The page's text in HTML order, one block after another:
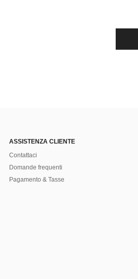
ASSISTENZA CLIENTE
Contattaci
Domande frequenti
Pagamento & Tasse